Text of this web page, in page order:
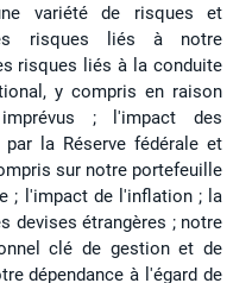
variété de risques et
risques liés à notre
risques liés à la conduite
y compris en raison
imprévus ; l'impact des
la Réserve fédérale et
sur notre portefeuille
; l'impact de l'inflation ; la
devises étrangères ; notre
clé de gestion et de
dépendance à l'égard de